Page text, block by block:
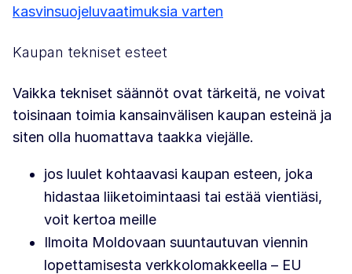
kasvinsuojeluvaatimuksia varten
Kaupan tekniset esteet
Vaikka tekniset säännöt ovat tärkeitä, ne voivat
toisinaan toimia kansainvälisen kaupan esteinä ja
siten olla huomattava taakka viejälle.
jos luulet kohtaavasi kaupan esteen, joka
hidastaa liiketoimintaasi tai estää vientiäsi,
voit kertoa meille
Ilmoita Moldovaan suuntautuvan viennin
lopettamisesta verkkolomakkeella – EU